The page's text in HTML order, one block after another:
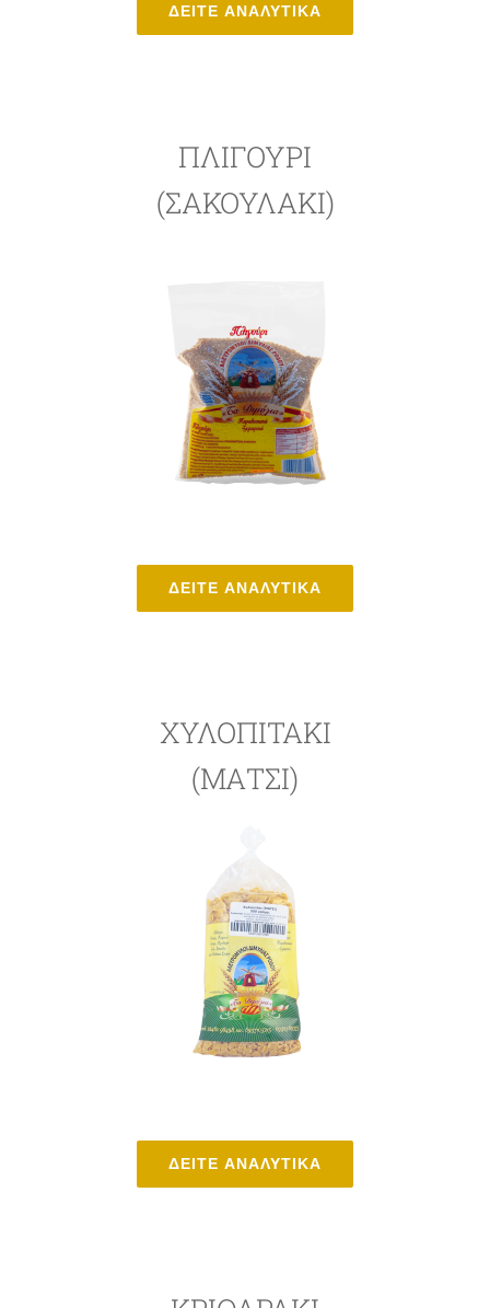
ΔΕΙΤΕ ΑΝΑΛΥΤΙΚΑ
ΠΛΙΓΟΥΡΙ
(ΣΑΚΟΥΛΆΚΙ)
ΔΕΙΤΕ ΑΝΑΛΥΤΙΚΑ
ΧΥΛΟΠΙΤΑΚΙ
(ΜΑΤΣΙ)
ΔΕΙΤΕ ΑΝΑΛΥΤΙΚΑ